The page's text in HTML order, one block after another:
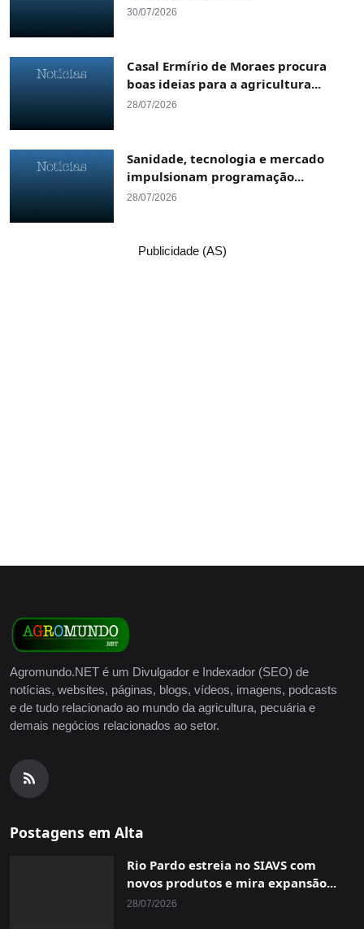
30/07/2026
Casal Ermírio de Moraes procura
boas ideias para a agricultura...
28/07/2026
Sanidade, tecnologia e mercado
impulsionam programação...
28/07/2026
Publicidade (AS)
Agromundo.NET é um Divulgador e Indexador (SEO) de
notícias, websites, páginas, blogs, vídeos, imagens, podcasts
e de tudo relacionado ao mundo da agricultura, pecuária e
demais negócios relacionados ao setor.
Postagens em Alta
Rio Pardo estreia no SIAVS com
novos produtos e mira expansão...
28/07/2026